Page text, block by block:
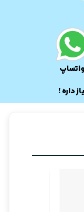
واتساپ
داره !